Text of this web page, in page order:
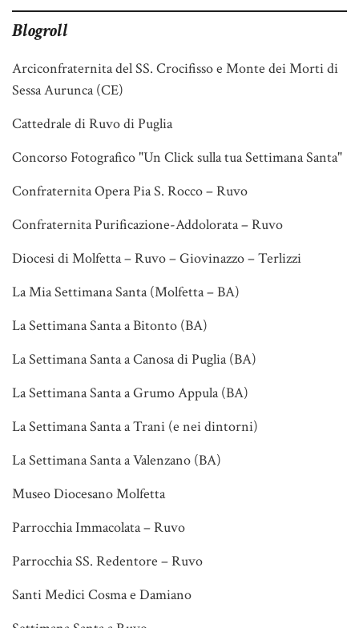
Blogroll
Arciconfraternita del SS. Crocifisso e Monte dei Morti di
Sessa Aurunca (CE)
Cattedrale di Ruvo di Puglia
Concorso Fotografico "Un Click sulla tua Settimana Santa"
Confraternita Opera Pia S. Rocco – Ruvo
Confraternita Purificazione-Addolorata – Ruvo
Diocesi di Molfetta – Ruvo – Giovinazzo – Terlizzi
La Mia Settimana Santa (Molfetta – BA)
La Settimana Santa a Bitonto (BA)
La Settimana Santa a Canosa di Puglia (BA)
La Settimana Santa a Grumo Appula (BA)
La Settimana Santa a Trani (e nei dintorni)
La Settimana Santa a Valenzano (BA)
Museo Diocesano Molfetta
Parrocchia Immacolata – Ruvo
Parrocchia SS. Redentore – Ruvo
Santi Medici Cosma e Damiano